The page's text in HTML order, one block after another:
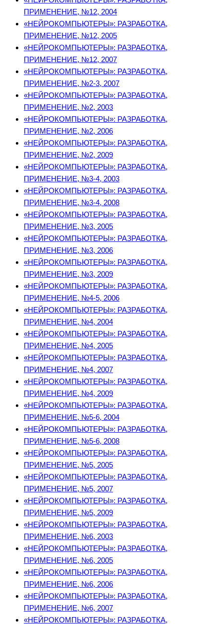
ПРИМЕНЕНИЕ, №12, 2004
«НЕЙРОКОМПЬЮТЕРЫ»: РАЗРАБОТКА,
ПРИМЕНЕНИЕ, №12, 2005
«НЕЙРОКОМПЬЮТЕРЫ»: РАЗРАБОТКА,
ПРИМЕНЕНИЕ, №12, 2007
«НЕЙРОКОМПЬЮТЕРЫ»: РАЗРАБОТКА,
ПРИМЕНЕНИЕ, №2-3, 2007
«НЕЙРОКОМПЬЮТЕРЫ»: РАЗРАБОТКА,
ПРИМЕНЕНИЕ, №2, 2003
«НЕЙРОКОМПЬЮТЕРЫ»: РАЗРАБОТКА,
ПРИМЕНЕНИЕ, №2, 2006
«НЕЙРОКОМПЬЮТЕРЫ»: РАЗРАБОТКА,
ПРИМЕНЕНИЕ, №2, 2009
«НЕЙРОКОМПЬЮТЕРЫ»: РАЗРАБОТКА,
ПРИМЕНЕНИЕ, №3-4, 2003
«НЕЙРОКОМПЬЮТЕРЫ»: РАЗРАБОТКА,
ПРИМЕНЕНИЕ, №3-4, 2008
«НЕЙРОКОМПЬЮТЕРЫ»: РАЗРАБОТКА,
ПРИМЕНЕНИЕ, №3, 2005
«НЕЙРОКОМПЬЮТЕРЫ»: РАЗРАБОТКА,
ПРИМЕНЕНИЕ, №3, 2006
«НЕЙРОКОМПЬЮТЕРЫ»: РАЗРАБОТКА,
ПРИМЕНЕНИЕ, №3, 2009
«НЕЙРОКОМПЬЮТЕРЫ»: РАЗРАБОТКА,
ПРИМЕНЕНИЕ, №4-5, 2006
«НЕЙРОКОМПЬЮТЕРЫ»: РАЗРАБОТКА,
ПРИМЕНЕНИЕ, №4, 2004
«НЕЙРОКОМПЬЮТЕРЫ»: РАЗРАБОТКА,
ПРИМЕНЕНИЕ, №4, 2005
«НЕЙРОКОМПЬЮТЕРЫ»: РАЗРАБОТКА,
ПРИМЕНЕНИЕ, №4, 2007
«НЕЙРОКОМПЬЮТЕРЫ»: РАЗРАБОТКА,
ПРИМЕНЕНИЕ, №4, 2009
«НЕЙРОКОМПЬЮТЕРЫ»: РАЗРАБОТКА,
ПРИМЕНЕНИЕ, №5-6, 2004
«НЕЙРОКОМПЬЮТЕРЫ»: РАЗРАБОТКА,
ПРИМЕНЕНИЕ, №5-6, 2008
«НЕЙРОКОМПЬЮТЕРЫ»: РАЗРАБОТКА,
ПРИМЕНЕНИЕ, №5, 2005
«НЕЙРОКОМПЬЮТЕРЫ»: РАЗРАБОТКА,
ПРИМЕНЕНИЕ, №5, 2007
«НЕЙРОКОМПЬЮТЕРЫ»: РАЗРАБОТКА,
ПРИМЕНЕНИЕ, №5, 2009
«НЕЙРОКОМПЬЮТЕРЫ»: РАЗРАБОТКА,
ПРИМЕНЕНИЕ, №6, 2003
«НЕЙРОКОМПЬЮТЕРЫ»: РАЗРАБОТКА,
ПРИМЕНЕНИЕ, №6, 2005
«НЕЙРОКОМПЬЮТЕРЫ»: РАЗРАБОТКА,
ПРИМЕНЕНИЕ, №6, 2006
«НЕЙРОКОМПЬЮТЕРЫ»: РАЗРАБОТКА,
ПРИМЕНЕНИЕ, №6, 2007
«НЕЙРОКОМПЬЮТЕРЫ»: РАЗРАБОТКА,